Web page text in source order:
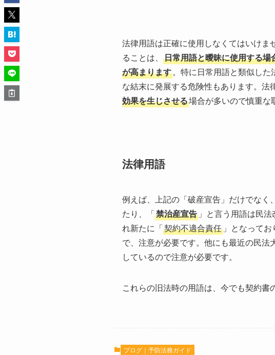
法律用語は正確に使用しなくてはいけま
ることは、 日常用語と曖昧に使用する
が高まります。特に日常用語と類似し
な結末に発展する危険性もあります。法
効果を生じさせる場合が多いので慎重な
法律用語
例えば、上記の「破産宣告」だけでなく
たり、「禁治産宣告 」と言う用語は民
れ新たに「契約不適合責任 」となって
で、注意が必要です。他にも最近の民法
しているので注意が必要です。
これらの旧法時の用語は、今でも契約書
ブログ｜予防法務ガイド